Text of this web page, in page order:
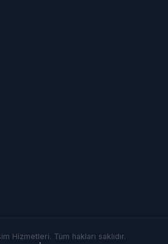
Hizmetleri. Tüm hakları saklıdır.